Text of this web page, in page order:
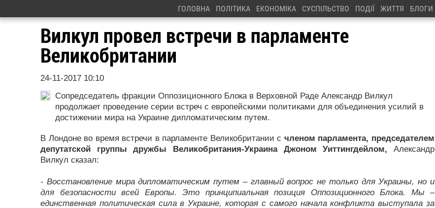
ГОЛОВНА ПОЛІТИКА ЕКОНОМІКА СУСПІЛЬСТВО ПОДІЇ ЖИТТЯ БЛОГИ
Вилкул провел встречи в парламенте
Великобритании
24-11-2017 10:10
Сопредседатель фракции Оппозиционного Блока в Верховной Раде Александр Вилкул
продолжает проведение серии встреч с европейскими политиками для объединения усилий в
достижении мира на Украине дипломатическим путем.
В Лондоне во время встречи в парламенте Великобритании с членом парламента, председателем
депутатской группы дружбы Великобритания-Украина Джоном Уиттингдейлом, Александр
Вилкул сказал:
- Восстановление мира дипломатическим путем – главный вопрос не только для Украины, но и
для безопасности всей Европы. Это принципиальная позиция Оппозиционного Блока. Мы –
единственная политическая сила в Украине, которая с самого начала конфликта выступала за